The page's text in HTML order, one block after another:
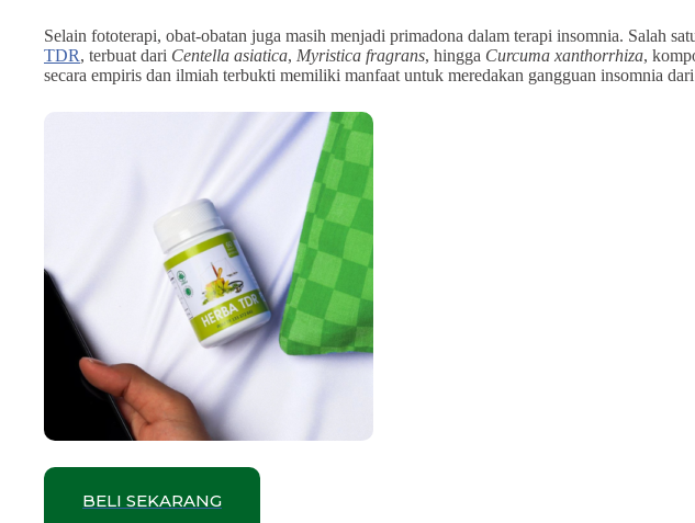
Selain fototerapi, obat-obatan juga masih menjadi primadona dalam terapi insomnia. Salah
TDR, terbuat dari Centella asiatica, Myristica fragrans, hingga Curcuma xanthorrhiza,
secara empiris dan ilmiah terbukti memiliki manfaat untuk meredakan gangguan insomnia
BELI SEKARANG